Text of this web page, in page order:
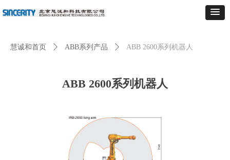
ABB 2600系列机器人
慧诚和首页 ꄲ ABB系列产品 ꄲ ABB 2600系列机器人